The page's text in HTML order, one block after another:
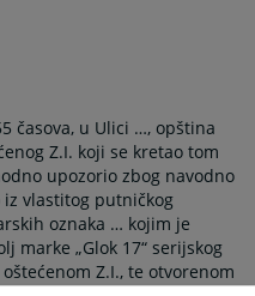
časova, u Ulici …, opština
Z.I. koji se kretao tom
upozorio zbog navodno
iz vlastitog putničkog
oznaka … kojim je
marke „Glok 17“ serijskog
Z.I., te otvorenom